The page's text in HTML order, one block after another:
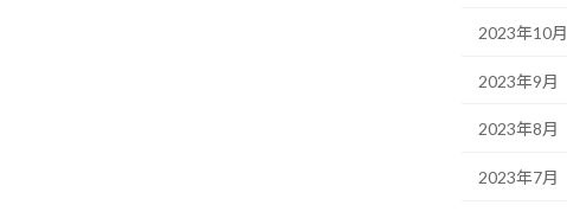
2023年10月
2023年9月
2023年8月
2023年7月